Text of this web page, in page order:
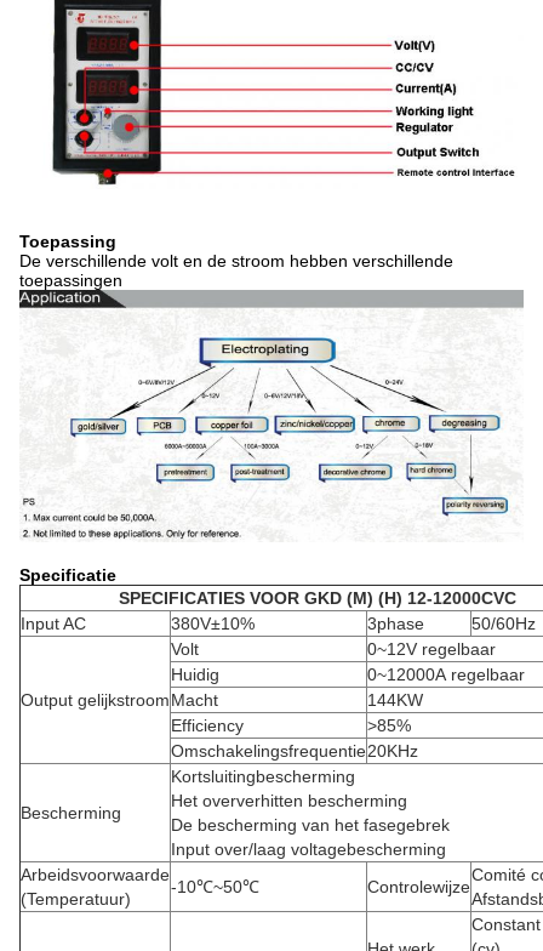
Toepassing
De verschillende volt en de stroom hebben verschillende
toepassingen
Specificatie
SPECIFICATIES VOOR GKD (M) (H) 12-12000CVC
Input AC
380V±10% 3phase 50/60Hz
Output gelijkstroom
Volt
0~12V regelbaar
Huidig
0~12000A regelbaar
Macht
144KW
Efficiency
>85%
Omschakelingsfrequentie20KHz
Bescherming
Kortsluitingbescherming
Het oververhitten bescherming
De bescherming van het fasegebrek
Input over/laag voltagebescherming
Arbeidsvoorwaarde
(Temperatuur)
-10℃~50℃ Controlewijze
Comité